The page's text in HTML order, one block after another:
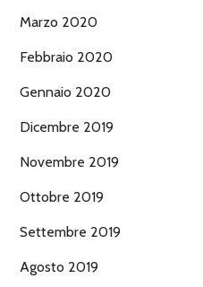
Marzo 2020
Febbraio 2020
Gennaio 2020
Dicembre 2019
Novembre 2019
Ottobre 2019
Settembre 2019
Agosto 2019